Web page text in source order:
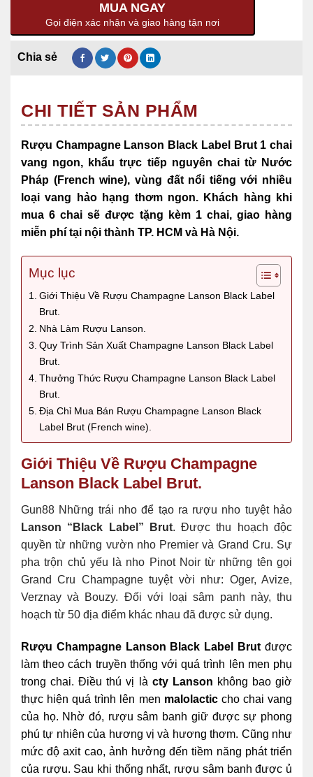
MUA NGAY
Gọi điện xác nhận và giao hàng tận nơi
CHI TIẾT SẢN PHẨM
Rượu Champagne Lanson Black Label Brut 1 chai
vang ngon, khẩu trực tiếp nguyên chai từ Nước
Pháp (French wine), vùng đất nổi tiếng với nhiều
loại vang hảo hạng thơm ngon. Khách hàng khi
mua 6 chai sẽ được tặng kèm 1 chai, giao hàng
miễn phí tại nội thành TP. HCM và Hà Nội.
Mục lục
Giới Thiệu Về Rượu Champagne Lanson Black Label
Brut.
Nhà Làm Rượu Lanson.
Quy Trình Sản Xuất Champagne Lanson Black Label
Brut.
Thưởng Thức Rượu Champagne Lanson Black Label
Brut.
Địa Chỉ Mua Bán Rượu Champagne Lanson Black
Label Brut (French wine).
Giới Thiệu Về Rượu Champagne
Lanson Black Label Brut.
Gun88 Những trái nho để tạo ra rượu nho tuyệt hảo
Lanson “Black Label” Brut. Được thu hoạch độc
quyền từ những vườn nho Premier và Grand Cru. Sự
pha trộn chủ yếu là nho Pinot Noir từ những tên gọi
Grand Cru Champagne tuyệt vời như: Oger, Avize,
Verznay và Bouzy. Đối với loại sâm panh này, thu
hoạch từ 50 địa điểm khác nhau đã được sử dụng.
Rượu Champagne Lanson Black Label Brut được
làm theo cách truyền thống với quá trình lên men phụ
trong chai. Điều thú vị là cty Lanson không bao giờ
thực hiện quá trình lên men malolacticcho chai vang
của họ. Nhờ đó, rượu sâm banh giữ được sự phong
phú tự nhiên của hương vị và hương thơm. Cũng như
mức độ axit cao, ảnh hưởng đến tiềm năng phát triển
của rượu. Sau khi thống nhất, rượu sâm banh được ủ